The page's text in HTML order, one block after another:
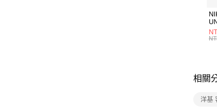
統
相關
洋基